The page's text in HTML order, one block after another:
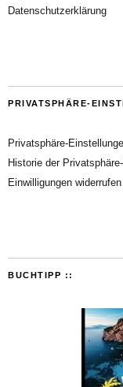
Datenschutzerklärung
PRIVATSPHÄRE-
Privatsphäre-
Historie der
Einwilligungen widerrufen
BUCHTIPP ::